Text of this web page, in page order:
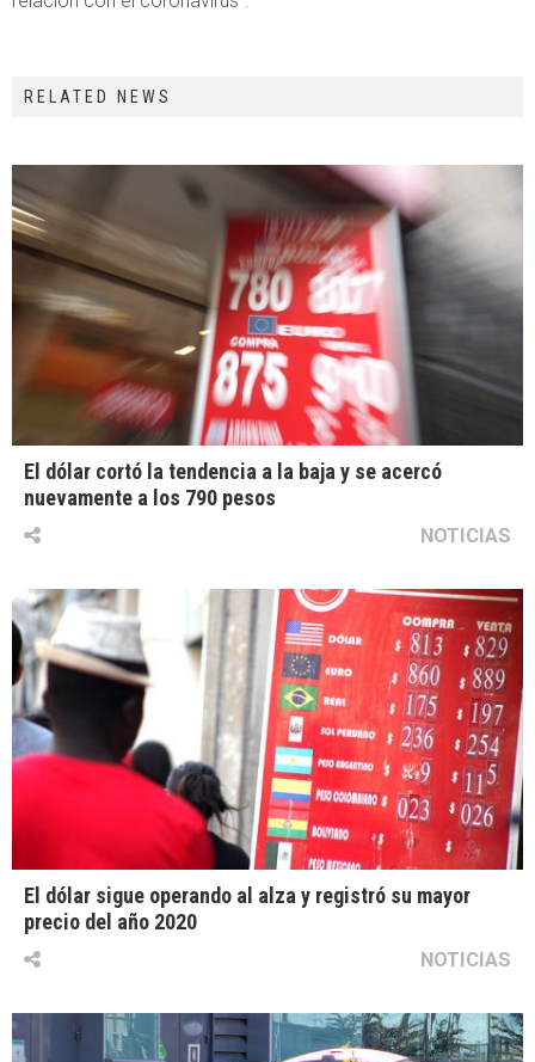
RELATED NEWS
El dólar cortó la tendencia a la baja y se acercó
nuevamente a los 790 pesos
NOTICIAS
El dólar sigue operando al alza y registró su mayor
precio del año 2020
NOTICIAS